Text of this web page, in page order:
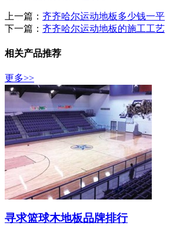
上一篇： 齐齐哈尔运动地板多少钱一平
下一篇： 齐齐哈尔运动地板的施工工艺
相关产品推荐
更多>>
寻求篮球木地板品牌排行